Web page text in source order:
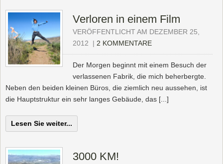
Verloren in einem Film
VERÖFFENTLICHT AM DEZEMBER 25,
2012
| 2 KOMMENTARE
Der Morgen beginnt mit einem Besuch der
verlassenen Fabrik, die mich beherbergte.
Neben den beiden kleinen Büros, die ziemlich neu aussehen, ist
die Hauptstruktur ein sehr langes Gebäude, das [...]
Lesen Sie weiter...
3000 KM!